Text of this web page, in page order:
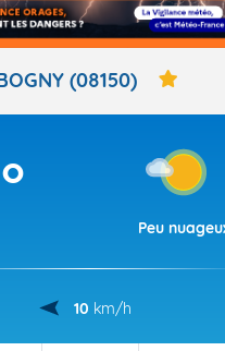
LES RÉSULTATS
Articles
(08150)
Peu
10 km/h